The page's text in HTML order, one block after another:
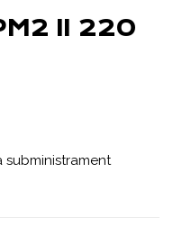
II 220
subministrament